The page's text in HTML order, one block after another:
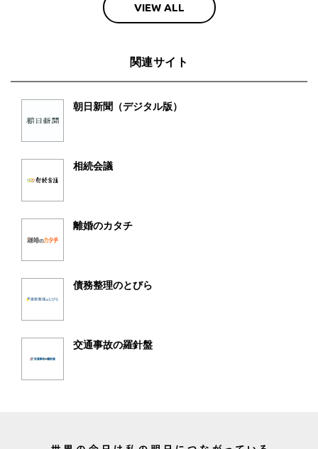
VIEW ALL
関連サイト
朝日新聞（デジタル版）
相続会議
離婚のカタチ
債務整理のとびら
交通事故の羅針盤